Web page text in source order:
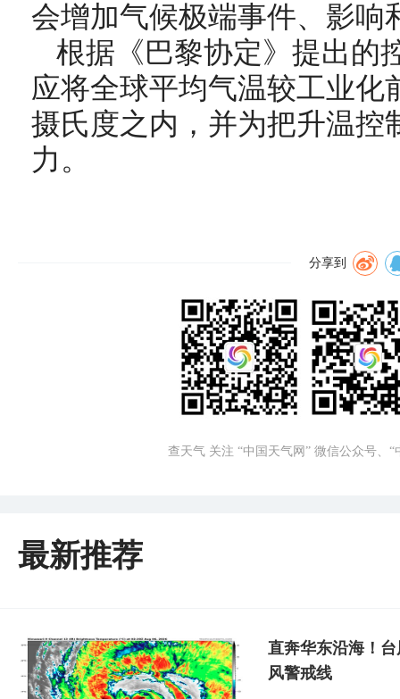
会增加气候极端事件、影响
根据《巴黎协定》提出的
应将全球平均气温较工业化
摄氏度之内，并为把升温控
力。
分享到
查天气 关注 “中国天气网” 微信公众号、
最新推荐
直奔华东沿海！
风警戒线